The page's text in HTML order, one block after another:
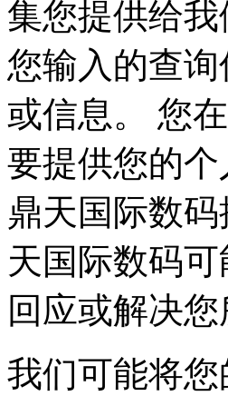
集您提供给我
您输入的查
或信息。 您在
要提供您的个
鼎天国际数码
天国际数码可
回应或解决
我们可能将您